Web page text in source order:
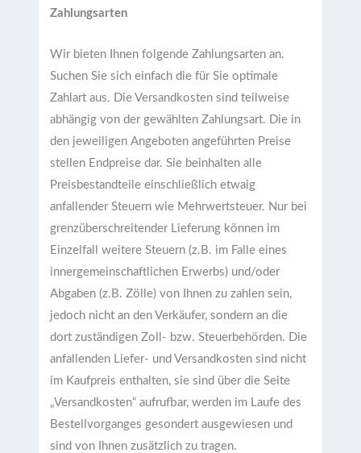
Zahlungsarten
Wir bieten Ihnen folgende Zahlungsarten an.
Suchen Sie sich einfach die für Sie optimale
Zahlart aus. Die Versandkosten sind teilweise
abhängig von der gewählten Zahlungsart. Die in
den jeweiligen Angeboten angeführten Preise
stellen Endpreise dar. Sie beinhalten alle
Preisbestandteile einschließlich etwaig
anfallender Steuern wie Mehrwertsteuer. Nur bei
grenzüberschreitender Lieferung können im
Einzelfall weitere Steuern (z.B. im Falle eines
innergemeinschaftlichen Erwerbs) und/oder
Abgaben (z.B. Zölle) von Ihnen zu zahlen sein,
jedoch nicht an den Verkäufer, sondern an die
dort zuständigen Zoll- bzw. Steuerbehörden. Die
anfallenden Liefer- und Versandkosten sind nicht
im Kaufpreis enthalten, sie sind über die Seite
„Versandkosten“ aufrufbar, werden im Laufe des
Bestellvorganges gesondert ausgewiesen und
sind von Ihnen zusätzlich zu tragen.